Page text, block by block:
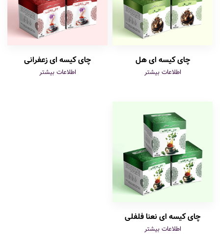
چای کیسه ای هل
اطلاعات بیشتر
چای کیسه ای زعفرانی
اطلاعات بیشتر
چای کیسه ای نعنا فلفلی
اطلاعات بیشتر